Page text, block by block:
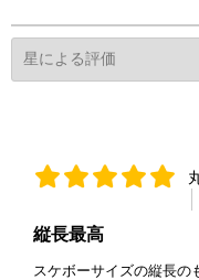
縦長最高
スケボーサイズの縦長の